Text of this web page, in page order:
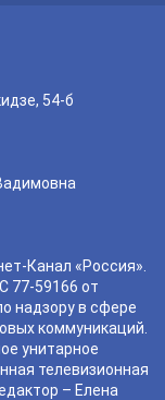
54-б
Канал «Россия».
77-59166 от
надзору в сфере
коммуникаций.
унитарное
телевизионная
– Елена